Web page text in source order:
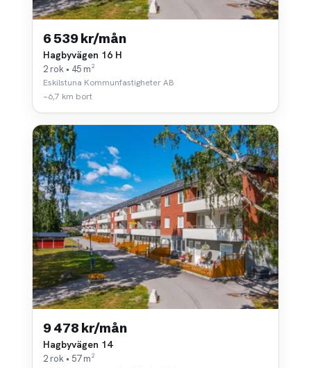
6 539 kr/mån
Hagbyvägen 16 H
2 rok • 45 m²
Eskilstuna Kommunfastigheter AB
~6,7 km bort
9 478 kr/mån
Hagbyvägen 14
2 rok • 57 m²